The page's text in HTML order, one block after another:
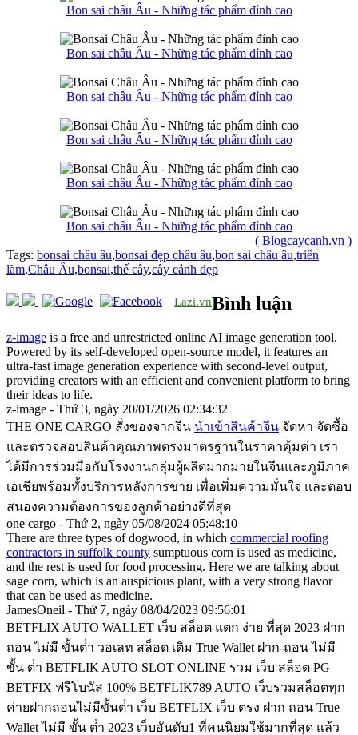
Bon sai châu Âu - Những tác phẩm đỉnh cao
Bon sai châu Âu - Những tác phẩm đỉnh cao
Bon sai châu Âu - Những tác phẩm đỉnh cao
Bon sai châu Âu - Những tác phẩm đỉnh cao
Bon sai châu Âu - Những tác phẩm đỉnh cao
Bon sai châu Âu - Những tác phẩm đỉnh cao
( Blogcaycanh.vn )
Tags: bonsai châu âu,bonsai đẹp châu âu,bon sai châu âu,triển
lãm,Châu Âu,bonsai,thế cây,cây cảnh đẹp
Lazi.vnBình luận
z-image is a free and unrestricted online AI image generation tool.
Powered by its self-developed open-source model, it features an
ultra-fast image generation experience with second-level output,
providing creators with an efficient and convenient platform to bring
their ideas to life.
z-image - Thứ 3, ngày 20/01/2026 02:34:32
THE ONE CARGO สั่งของจากจีน นำเข้าสินค้าจีน จัดหา จัดซื้อ
และตรวจสอบสินค้าคุณภาพตรงมาตรฐานในราคาคุ้มค่า เรา
ได้มีการร่วมมือกับโรงงานกลุ่มผู้ผลิตมากมายในจีนและภูมิภาค
เอเชียพร้อมทั้งบริการหลังการขาย เพื่อเพิ่มความมั่นใจ และตอบ
สนองความต้องการของลูกค้าอย่างดีที่สุด
one cargo - Thứ 2, ngày 05/08/2024 05:48:10
There are three types of dogwood, in which commercial roofing
contractors in suffolk county sumptuous corn is used as medicine,
and the rest is used for food processing. Here we are talking about
sage corn, which is an auspicious plant, with a very strong flavor
that can be used as medicine.
JamesOneil - Thứ 7, ngày 08/04/2023 09:56:01
BETFLIX AUTO WALLET เว็บ สล็อต แตก ง่าย ที่สุด 2023 ฝาก
ถอน ไม่มี ขั้นต่ํา วอเลท สล็อต เติม True Wallet ฝาก-ถอน ไม่มี
ขั้น ต่ํา BETFLIK AUTO SLOT ONLINE รวม เว็บ สล็อต PG
BETFIX ฟรีโบนัส 100% BETFLIK789 AUTO เว็บรวมสล็อตทุก
ค่ายฝากถอนไม่มีขั้นต่ํา เว็บ BETFLIX เว็บ ตรง ฝาก ถอน True
Wallet ไม่มี ขั้น ต่ํา 2023 เว็บอันดับ1 ที่คนนิยมใช้มากที่สุด แล้ว